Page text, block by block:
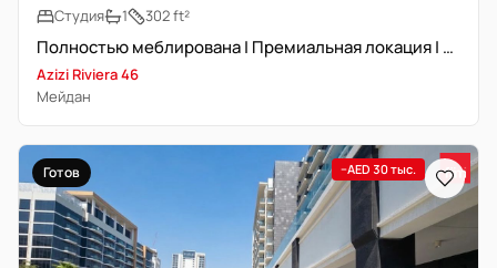
Студия
1 302 ft²
Полностью меблирована | Премиальная локация | Вид на Бульвар
Azizi Riviera 46
Мейдан
Готов −AED 30 тыс.